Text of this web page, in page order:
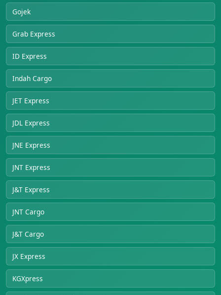
Gojek
Grab Express
ID Express
Indah Cargo
JET Express
JDL Express
JNE Express
JNT Express
J&T Express
JNT Cargo
J&T Cargo
JX Express
KGXpress